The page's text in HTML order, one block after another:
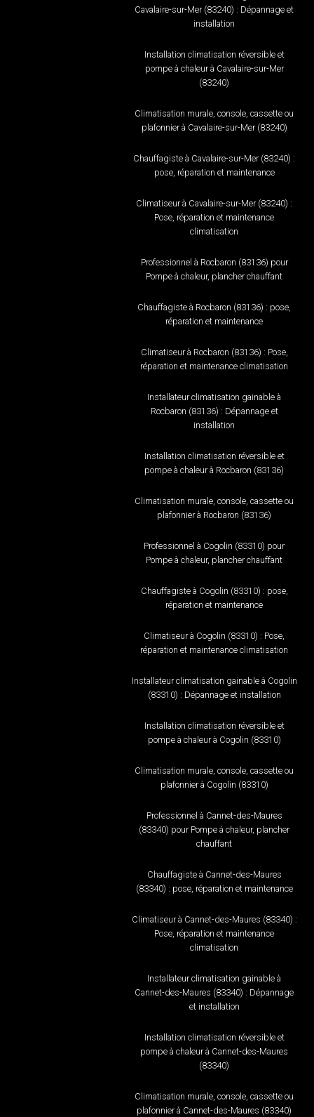
Cavalaire-sur-Mer (83240) : Dépannage et
installation
Installation climatisation réversible et
pompe à chaleur à Cavalaire-sur-Mer
(83240)
Climatisation murale, console, cassette ou
plafonnier à Cavalaire-sur-Mer (83240)
Chauffagiste à Cavalaire-sur-Mer (83240) :
pose, réparation et maintenance
Climatiseur à Cavalaire-sur-Mer (83240) :
Pose, réparation et maintenance
climatisation
Professionnel à Rocbaron (83136) pour
Pompe à chaleur, plancher chauffant
Chauffagiste à Rocbaron (83136) : pose,
réparation et maintenance
Climatiseur à Rocbaron (83136) : Pose,
réparation et maintenance climatisation
Installateur climatisation gainable à
Rocbaron (83136) : Dépannage et
installation
Installation climatisation réversible et
pompe à chaleur à Rocbaron (83136)
Climatisation murale, console, cassette ou
plafonnier à Rocbaron (83136)
Professionnel à Cogolin (83310) pour
Pompe à chaleur, plancher chauffant
Chauffagiste à Cogolin (83310) : pose,
réparation et maintenance
Climatiseur à Cogolin (83310) : Pose,
réparation et maintenance climatisation
Installateur climatisation gainable à Cogolin
(83310) : Dépannage et installation
Installation climatisation réversible et
pompe à chaleur à Cogolin (83310)
Climatisation murale, console, cassette ou
plafonnier à Cogolin (83310)
Professionnel à Cannet-des-Maures
(83340) pour Pompe à chaleur, plancher
chauffant
Chauffagiste à Cannet-des-Maures
(83340) : pose, réparation et maintenance
Climatiseur à Cannet-des-Maures (83340) :
Pose, réparation et maintenance
climatisation
Installateur climatisation gainable à
Cannet-des-Maures (83340) : Dépannage
et installation
Installation climatisation réversible et
pompe à chaleur à Cannet-des-Maures
(83340)
Climatisation murale, console, cassette ou
plafonnier à Cannet-des-Maures (83340)